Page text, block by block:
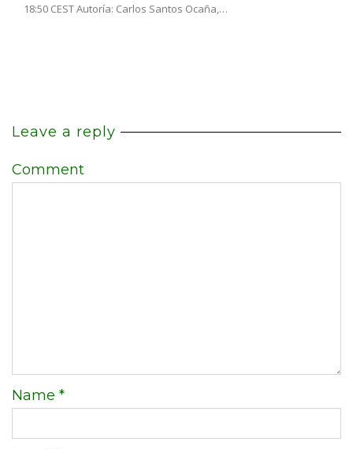
18:50 CEST Autoría: Carlos Santos Ocaña,…
Leave a reply
Comment
Name *